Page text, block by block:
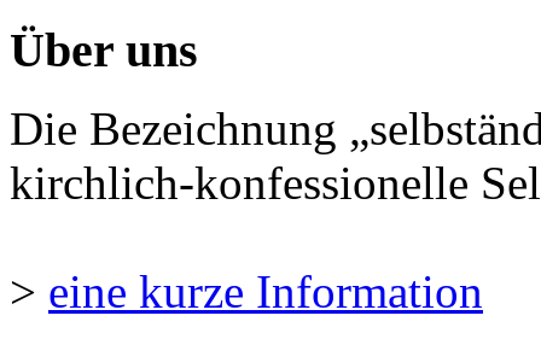
Über uns
Die Bezeichnung
kirchlich-konfessionelle
> eine kurze Information